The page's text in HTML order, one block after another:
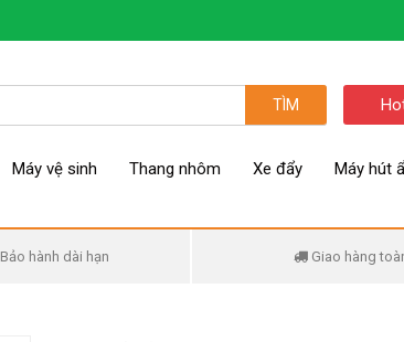
TÌM
Máy vệ sinh Thang nhôm Xe đẩy Máy hút
Bảo hành dài hạn Giao hàng